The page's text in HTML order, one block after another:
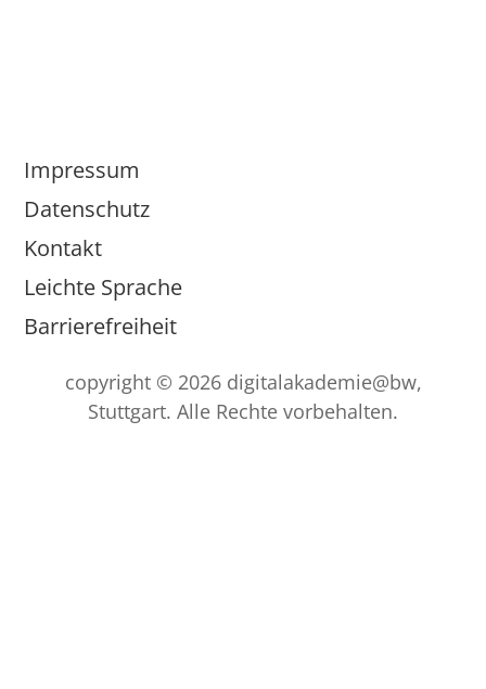
Impressum
Datenschutz
Kontakt
Leichte Sprache
Barrierefreiheit
copyright © 2026 digitalakademie@bw,
Stuttgart. Alle Rechte vorbehalten.